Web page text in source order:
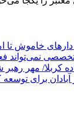
خاموش تا
نمی‌تواند
کربلا/ مهر
برای